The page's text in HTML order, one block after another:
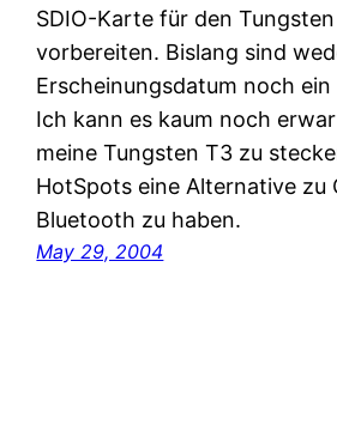
SDIO-Karte für den
vorbereiten. Bislang sind
Erscheinungsdatum noch
Ich kann es kaum noch
meine Tungsten T3 zu
HotSpots eine Alternative zu
Bluetooth zu haben.
May 29, 2004